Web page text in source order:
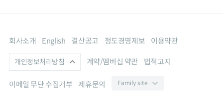
회사소개 English 결산공고 정도경영제보 이용약관
개인정보처리방침 계약/멤버십 약관 법적고지
이메일 무단 수집거부 제휴문의